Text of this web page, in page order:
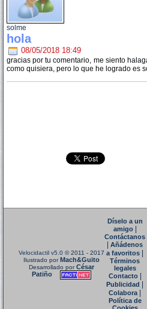
solme
hola
08/05/2018 18:49
gracias por tu comentario, me siento
como quisiera, pero lo que he logrado es
Velocidactil v5.0 © 2011 - 2017
Ilustrado porMach&Guito
Desarrollado porCésar
Patiño
Díselo a un
amigo|
Contáctanos
Añádenos
a favoritos
Términos
legales
Contacto|
Publicidad
Colabora|
Política de